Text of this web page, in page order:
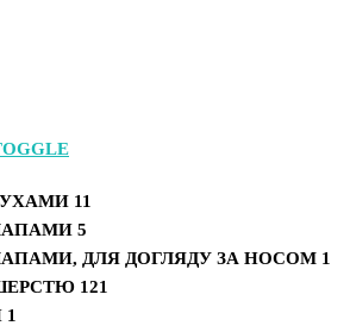
11
5
ДЛЯ ДОГЛЯДУ ЗА НОСОМ 1
121
1